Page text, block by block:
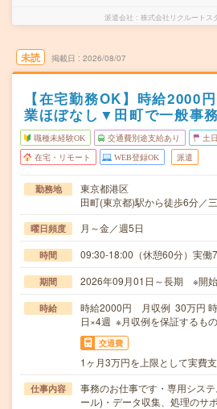
派遣会社 株式会社リクルートス
未読 掲載日 2026/08/07
【在宅勤務OK】時給2000
業ほぼなし▼田町で一般事務
職種未経験OK 交通費別途支給あり 土
在宅・リモート WEB登録OK 派遣
勤務地
東京都港区
田町(東京都)駅から徒歩6分／
曜日頻度 月～金／週5日
時間 09:30-18:00（休憩60分）実働
期間 2026年09月01日～長期 ※開
時給
時給2000円 月収例 30万円
日×4週 ※月収例を保証するもの
交通費
1ヶ月3万円を上限として実費
仕事内容
事務のお仕事です・専用シス
ール)・データ収集、処理のサ